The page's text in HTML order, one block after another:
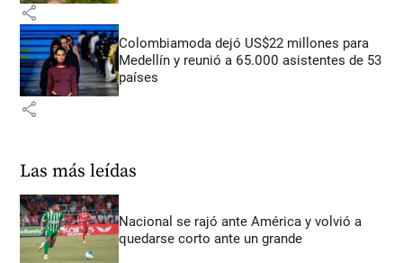
share
Colombiamoda dejó US$22 millones para
Medellín y reunió a 65.000 asistentes de 53
países
share
Las más leídas
Nacional se rajó ante América y volvió a
quedarse corto ante un grande